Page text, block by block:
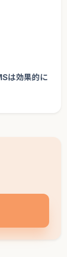
は効果的に